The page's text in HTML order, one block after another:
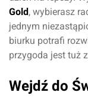
Gold , wybierasz
jednym
biurku potrafi
przygoda jest tuż
Wejdź do
Oceń produkt
Przyznaj